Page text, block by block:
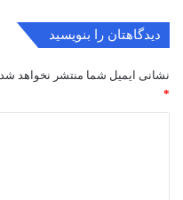
دیدگاهتان را بنویسید
نشانی ایمیل شما منتشر نخواهد شد.
*